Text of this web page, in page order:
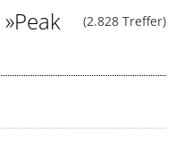
(2.828 Treffer)
»Peak